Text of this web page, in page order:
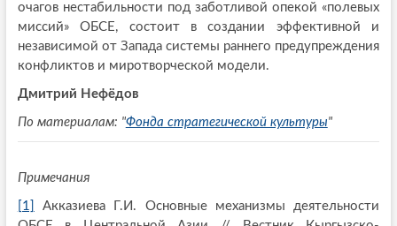
очагов нестабильности под заботливой опекой «полевых
миссий» ОБСЕ, состоит в создании эффективной и
независимой от Запада системы раннего предупреждения
конфликтов и миротворческой модели.
Дмитрий Нефёдов
По материалам: "Фонда стратегической культуры"
Примечания
[1]
Акказиева Г.И. Основные механизмы деятельности